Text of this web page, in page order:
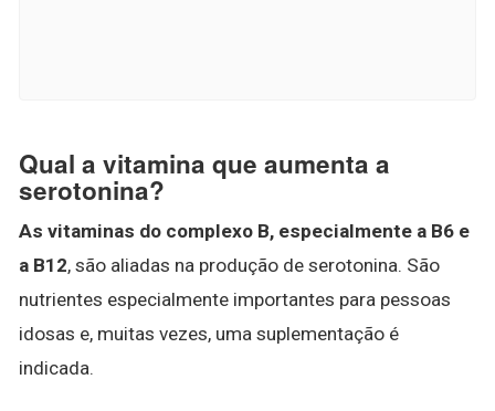
Qual a vitamina que aumenta a
serotonina?
As vitaminas do complexo B, especialmente a B6 e
a B12, são aliadas na produção de serotonina. São
nutrientes especialmente importantes para pessoas
idosas e, muitas vezes, uma suplementação é
indicada.